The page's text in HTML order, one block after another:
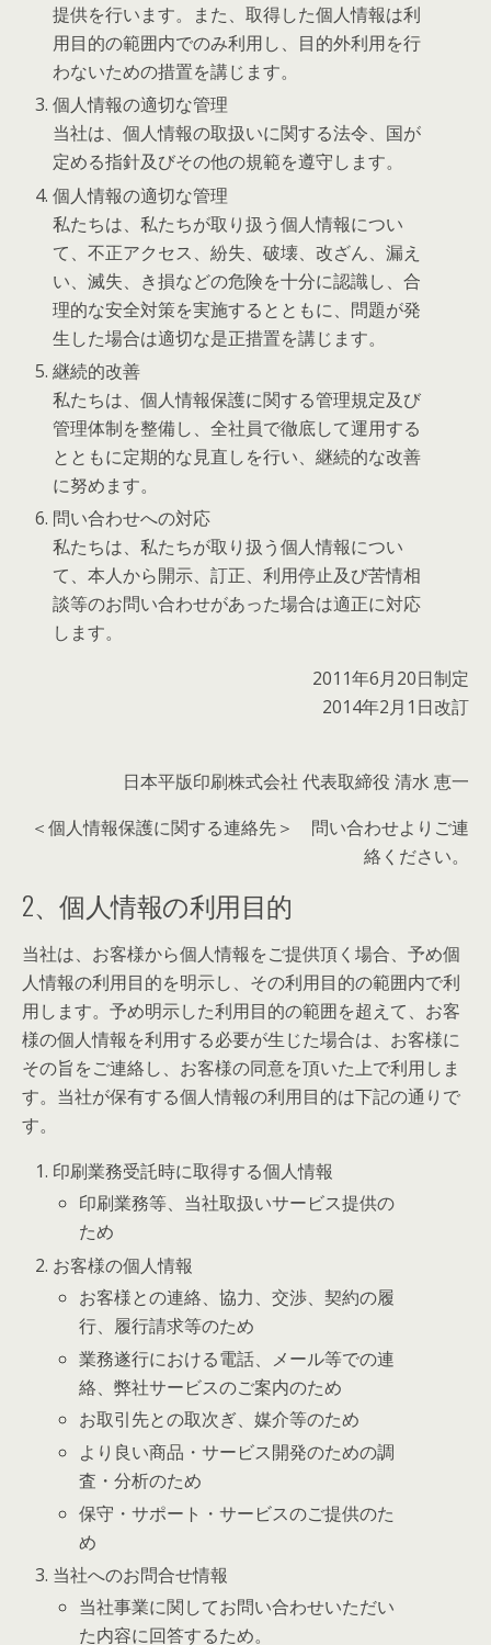
提供を行います。また、取得した個人情報は利
用目的の範囲内でのみ利用し、目的外利用を行
わないための措置を講じます。
個人情報の適切な管理
当社は、個人情報の取扱いに関する法令、国が
定める指針及びその他の規範を遵守します。
個人情報の適切な管理
私たちは、私たちが取り扱う個人情報につい
て、不正アクセス、紛失、破壊、改ざん、漏え
い、滅失、き損などの危険を十分に認識し、合
理的な安全対策を実施するとともに、問題が発
生した場合は適切な是正措置を講じます。
継続的改善
私たちは、個人情報保護に関する管理規定及び
管理体制を整備し、全社員で徹底して運用する
とともに定期的な見直しを行い、継続的な改善
に努めます。
問い合わせへの対応
私たちは、私たちが取り扱う個人情報につい
て、本人から開示、訂正、利用停止及び苦情相
談等のお問い合わせがあった場合は適正に対応
します。
2011年6月20日制定
2014年2月1日改訂
日本平版印刷株式会社 代表取締役 清水 恵一
＜個人情報保護に関する連絡先＞ 問い合わせよりご連
絡ください。
2、個人情報の利用目的
当社は、お客様から個人情報をご提供頂く場合、予め個
人情報の利用目的を明示し、その利用目的の範囲内で利
用します。予め明示した利用目的の範囲を超えて、お客
様の個人情報を利用する必要が生じた場合は、お客様に
その旨をご連絡し、お客様の同意を頂いた上で利用しま
す。当社が保有する個人情報の利用目的は下記の通りで
す。
印刷業務受託時に取得する個人情報
印刷業務等、当社取扱いサービス提供の
ため
お客様の個人情報
お客様との連絡、協力、交渉、契約の履
行、履行請求等のため
業務遂行における電話、メール等での連
絡、弊社サービスのご案内のため
お取引先との取次ぎ、媒介等のため
より良い商品・サービス開発のための調
査・分析のため
保守・サポート・サービスのご提供のた
め
当社へのお問合せ情報
当社事業に関してお問い合わせいただい
た内容に回答するため。